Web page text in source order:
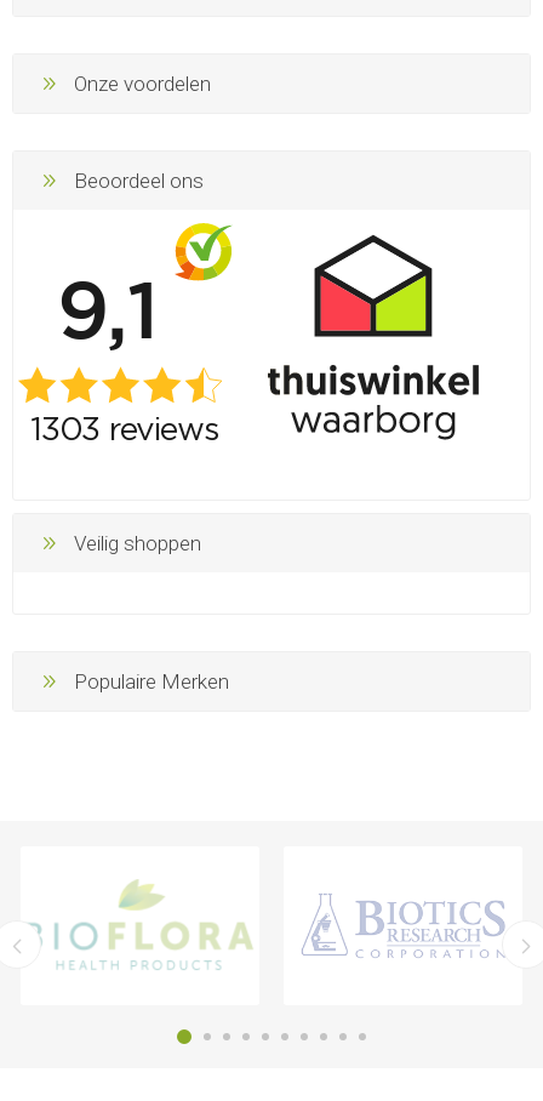
Onze voordelen
Beoordeel ons
Veilig shoppen
Populaire Merken